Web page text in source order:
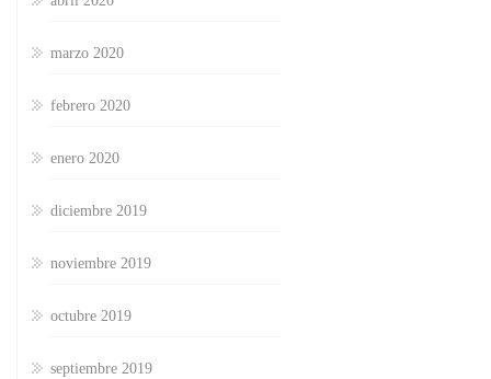
marzo 2020
febrero 2020
enero 2020
diciembre 2019
noviembre 2019
octubre 2019
septiembre 2019